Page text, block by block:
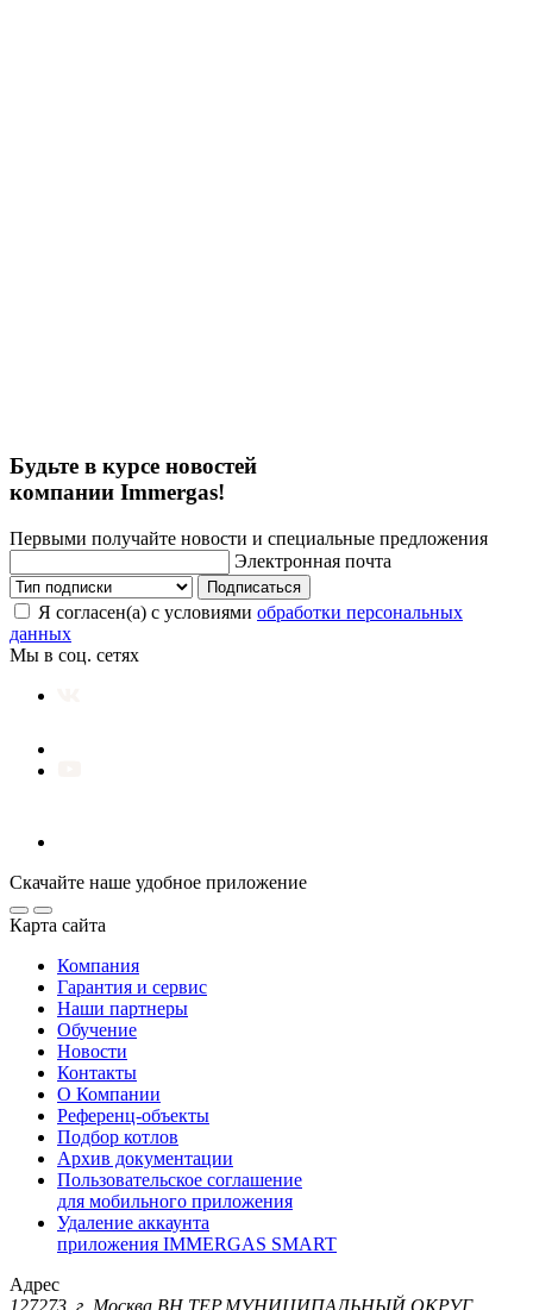
Будьте в курсе новостей
компании Immergas!
Первыми получайте новости и специальные предложения
Электронная почта
Подписаться
Я согласен(а) с условиями обработки персональных
данных
Мы в соц. сетях
Скачайте наше удобное приложение
Карта сайта
Компания
Гарантия и сервис
Наши партнеры
Обучение
Новости
Контакты
О Компании
Референц-объекты
Подбор котлов
Архив документации
Пользовательское соглашение
для мобильного приложения
Удаление аккаунта
приложения IMMERGAS SMART
Адрес
127273, г. Москва ВН.ТЕР.МУНИЦИПАЛЬНЫЙ ОКРУГ